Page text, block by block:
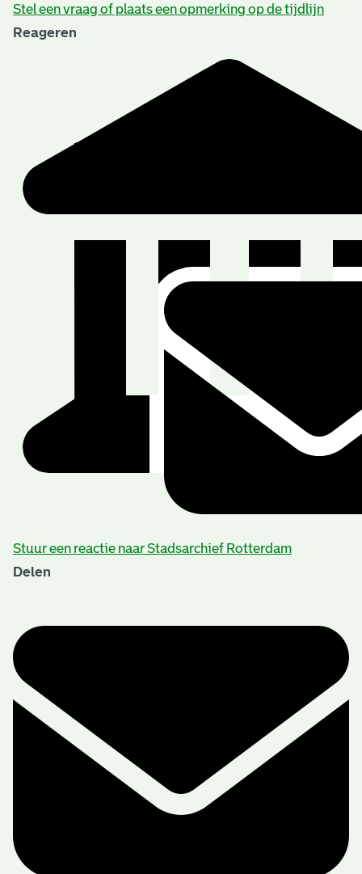
Stel een vraag of plaats een opmerking op de tijdlijn
Reageren
Stuur een reactie naar Stadsarchief Rotterdam
Delen